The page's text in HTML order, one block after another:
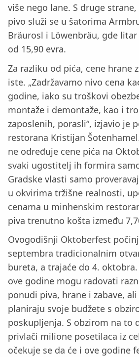
više nego lane. S druge
pivo služi se u šatorima
Bräurosl i Löwenbräu, gde
od 15,90 evra.
Za razliku od pića, cene hrane
iste. „Zadržavamo nivo cena
godine, iako su troškovi
montaže i demontaže, kao i
zaposlenih, porasli“, izjavio je
restorana Kristijan
ne određuje cene pića na
svaki ugostitelj ih formira
Gradske vlasti samo
u okvirima tržišne realnosti,
cenama u minhenskim
piva trenutno košta između
Ovogodišnji Oktoberfest
septembra tradicionalnim
bureta, a trajaće do 4.
ove godine mogu radovati
ponudi piva, hrane i zabave,
planiraju svoje budžete s
poskupljenja. S obzirom na to
privlači milione posetilaca iz
očekuje se da će i ove godine